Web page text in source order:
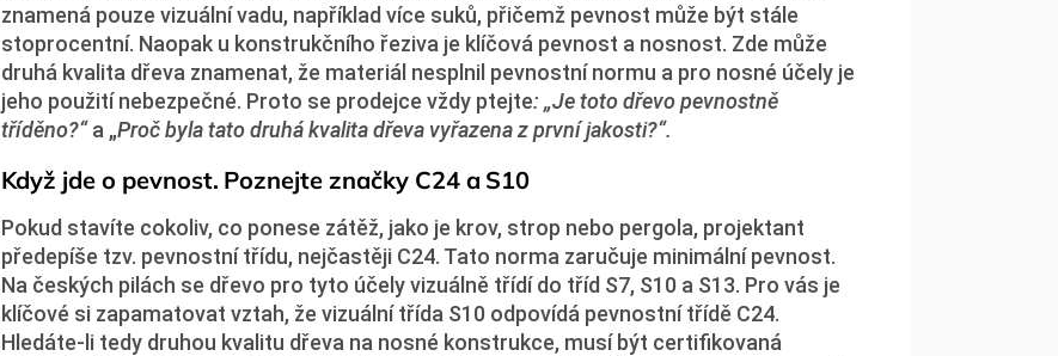
znamená pouze vizuální vadu, například více suků, přičemž pevnost může být stále
stoprocentní. Naopak u konstrukčního řeziva je klíčová pevnost a nosnost. Zde může
druhá kvalita dřeva znamenat, že materiál nesplnil pevnostní normu a pro nosné účely je
jeho použití nebezpečné. Proto se prodejce vždy ptejte: „Je toto dřevo pevnostně
tříděno?“a „Proč byla tato druhá kvalita dřeva vyřazena z první jakosti?“.
Když jde o pevnost. Poznejte značky C24 a S10
Pokud stavíte cokoliv, co ponese zátěž, jako je krov, strop nebo pergola, projektant
předepíše tzv. pevnostní třídu, nejčastěji C24. Tato norma zaručuje minimální pevnost.
Na českých pilách se dřevo pro tyto účely vizuálně třídí do tříd S7, S10 a S13. Pro vás je
klíčové si zapamatovat vztah, že vizuální třída S10 odpovídá pevnostní třídě C24.
Hledáte-li tedy druhou kvalitu dřeva na nosné konstrukce, musí být certifikovaná